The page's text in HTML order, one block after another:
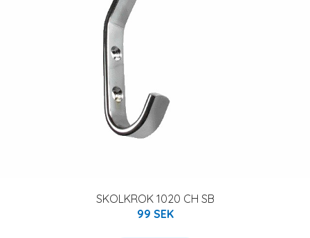
SKOLKROK 1020 CH SB
99 SEK